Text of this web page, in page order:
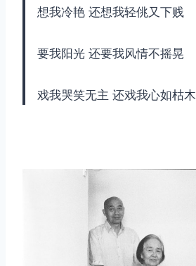
想我冷艳 还想我轻佻又下贱
要我阳光 还要我风情不摇晃
戏我哭笑无主 还戏我心如枯木